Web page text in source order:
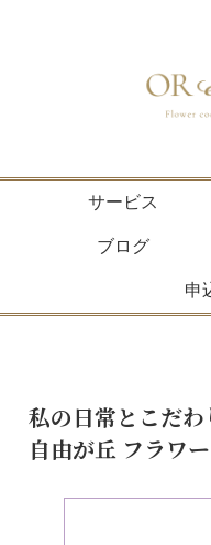
サービス
ブログ
申
私の日常とこだわ
自由が丘 フラワ